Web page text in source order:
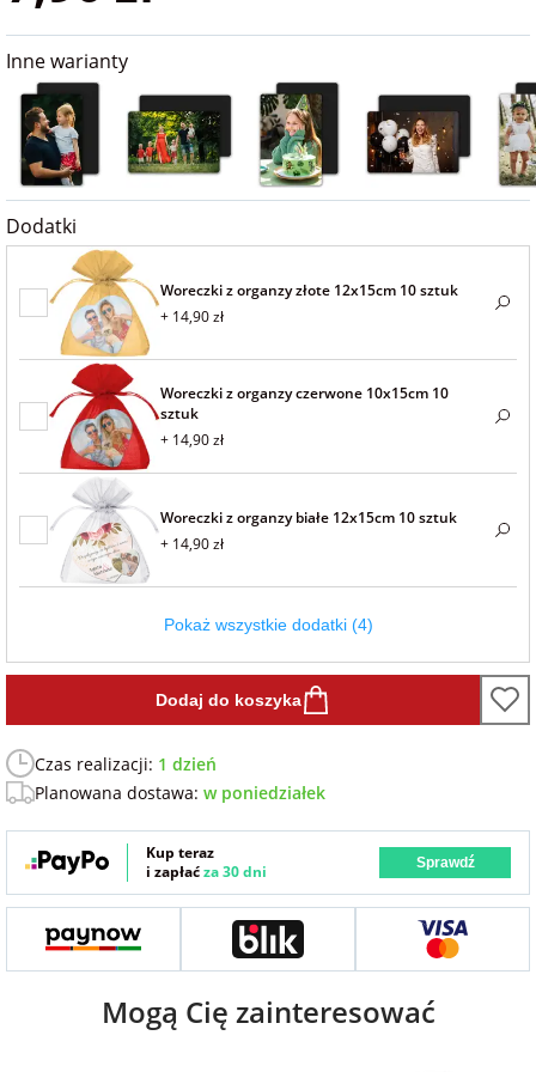
personalizowane
Torby
personalizowane
Poduszki ze
zdjęciem
Fotografie
Naklejki i
naprasowanki
imienne
Bombki ze
zdjęciem
Fotoksiążki
na 40 urodziny
na 50 urodziny
na wesele
na rocznicę
ślubu
na rozpoczęcie
szkoły
na zakończenie
szkoły
na pamiątkę z
wakacji
na Dzień Kobiet
na walentynki
na mikołajki
świąteczny
na Dzień Babci i
dla nauczyciela
dla miłośników
kotów
dla miłośników
psów
dla brata
dla siostry
dla chłopaka
dla dziewczyny
dla przyjaciela
Inne warianty
Dodatki
Woreczki z organzy złote 12x15cm 10 sztuk
+ 14,90 zł
Woreczki z organzy czerwone 10x15cm 10
sztuk
+ 14,90 zł
Woreczki z organzy białe 12x15cm 10 sztuk
+ 14,90 zł
Pokaż wszystkie dodatki (4)
Dodaj do koszyka
Czas realizacji: 1 dzień
Planowana dostawa: w poniedziałek
Kup teraz
i zapłaćza 30 dni Sprawdź
Mogą Cię zainteresować